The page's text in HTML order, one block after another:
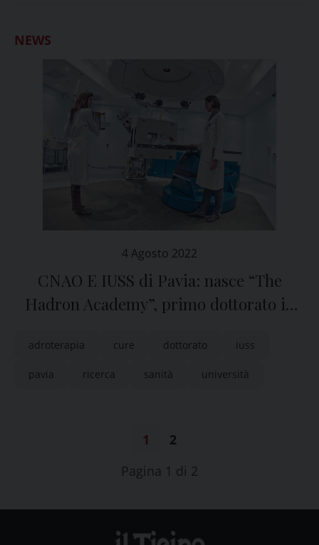
NEWS
4 Agosto 2022
CNAO E IUSS di Pavia: nasce “The
Hadron Academy”, primo dottorato in
adroterapia cure dottorato iuss
pavia ricerca sanità università
1
2
Pagina 1 di 2